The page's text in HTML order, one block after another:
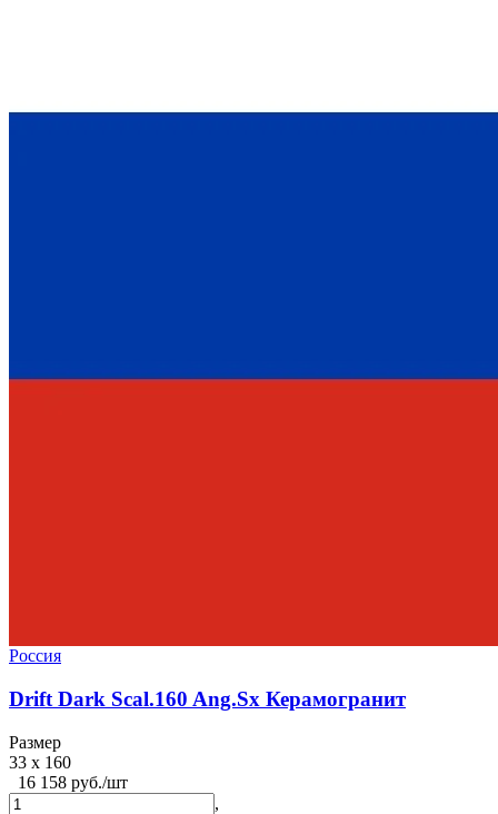
Россия
Drift Dark Scal.160 Ang.Sx Керамогранит
Размер
33 x 160
16 158 руб./шт
,